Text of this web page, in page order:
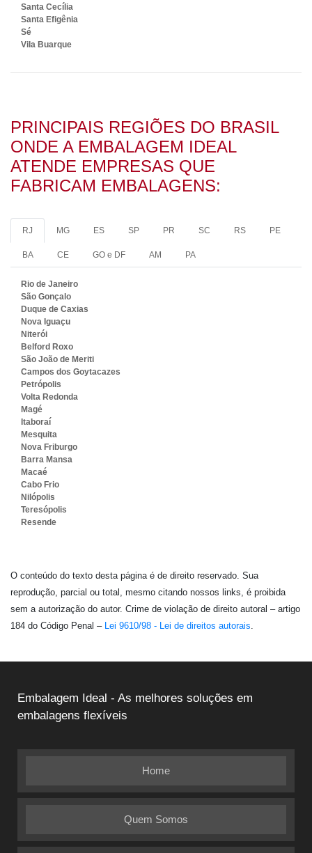
Santa Cecília
Santa Efigênia
Sé
Vila Buarque
PRINCIPAIS REGIÕES DO BRASIL
ONDE A EMBALAGEM IDEAL
ATENDE EMPRESAS QUE
FABRICAM EMBALAGENS:
RJ MG ES SP PR SC RS PE
BA CE GO e DF AM PA
Rio de Janeiro
São Gonçalo
Duque de Caxias
Nova Iguaçu
Niterói
Belford Roxo
São João de Meriti
Campos dos Goytacazes
Petrópolis
Volta Redonda
Magé
Itaboraí
Mesquita
Nova Friburgo
Barra Mansa
Macaé
Cabo Frio
Nilópolis
Teresópolis
Resende
O conteúdo do texto desta página é de direito reservado. Sua
reprodução, parcial ou total, mesmo citando nossos links, é proibida
sem a autorização do autor. Crime de violação de direito autoral – artigo
184 do Código Penal – Lei 9610/98 - Lei de direitos autorais.
Embalagem Ideal - As melhores soluções em
embalagens flexíveis
Home
Quem Somos